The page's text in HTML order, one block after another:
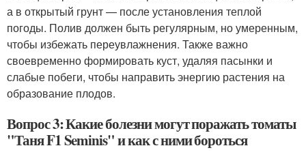
а в открытый грунт — после установления теплой
погоды. Полив должен быть регулярным, но умеренным,
чтобы избежать переувлажнения. Также важно
своевременно формировать куст, удаляя пасынки и
слабые побеги, чтобы направить энергию растения на
образование плодов.
Вопрос 3: Какие болезни могут поражать томаты
"Таня F1 Seminis" и как с ними бороться